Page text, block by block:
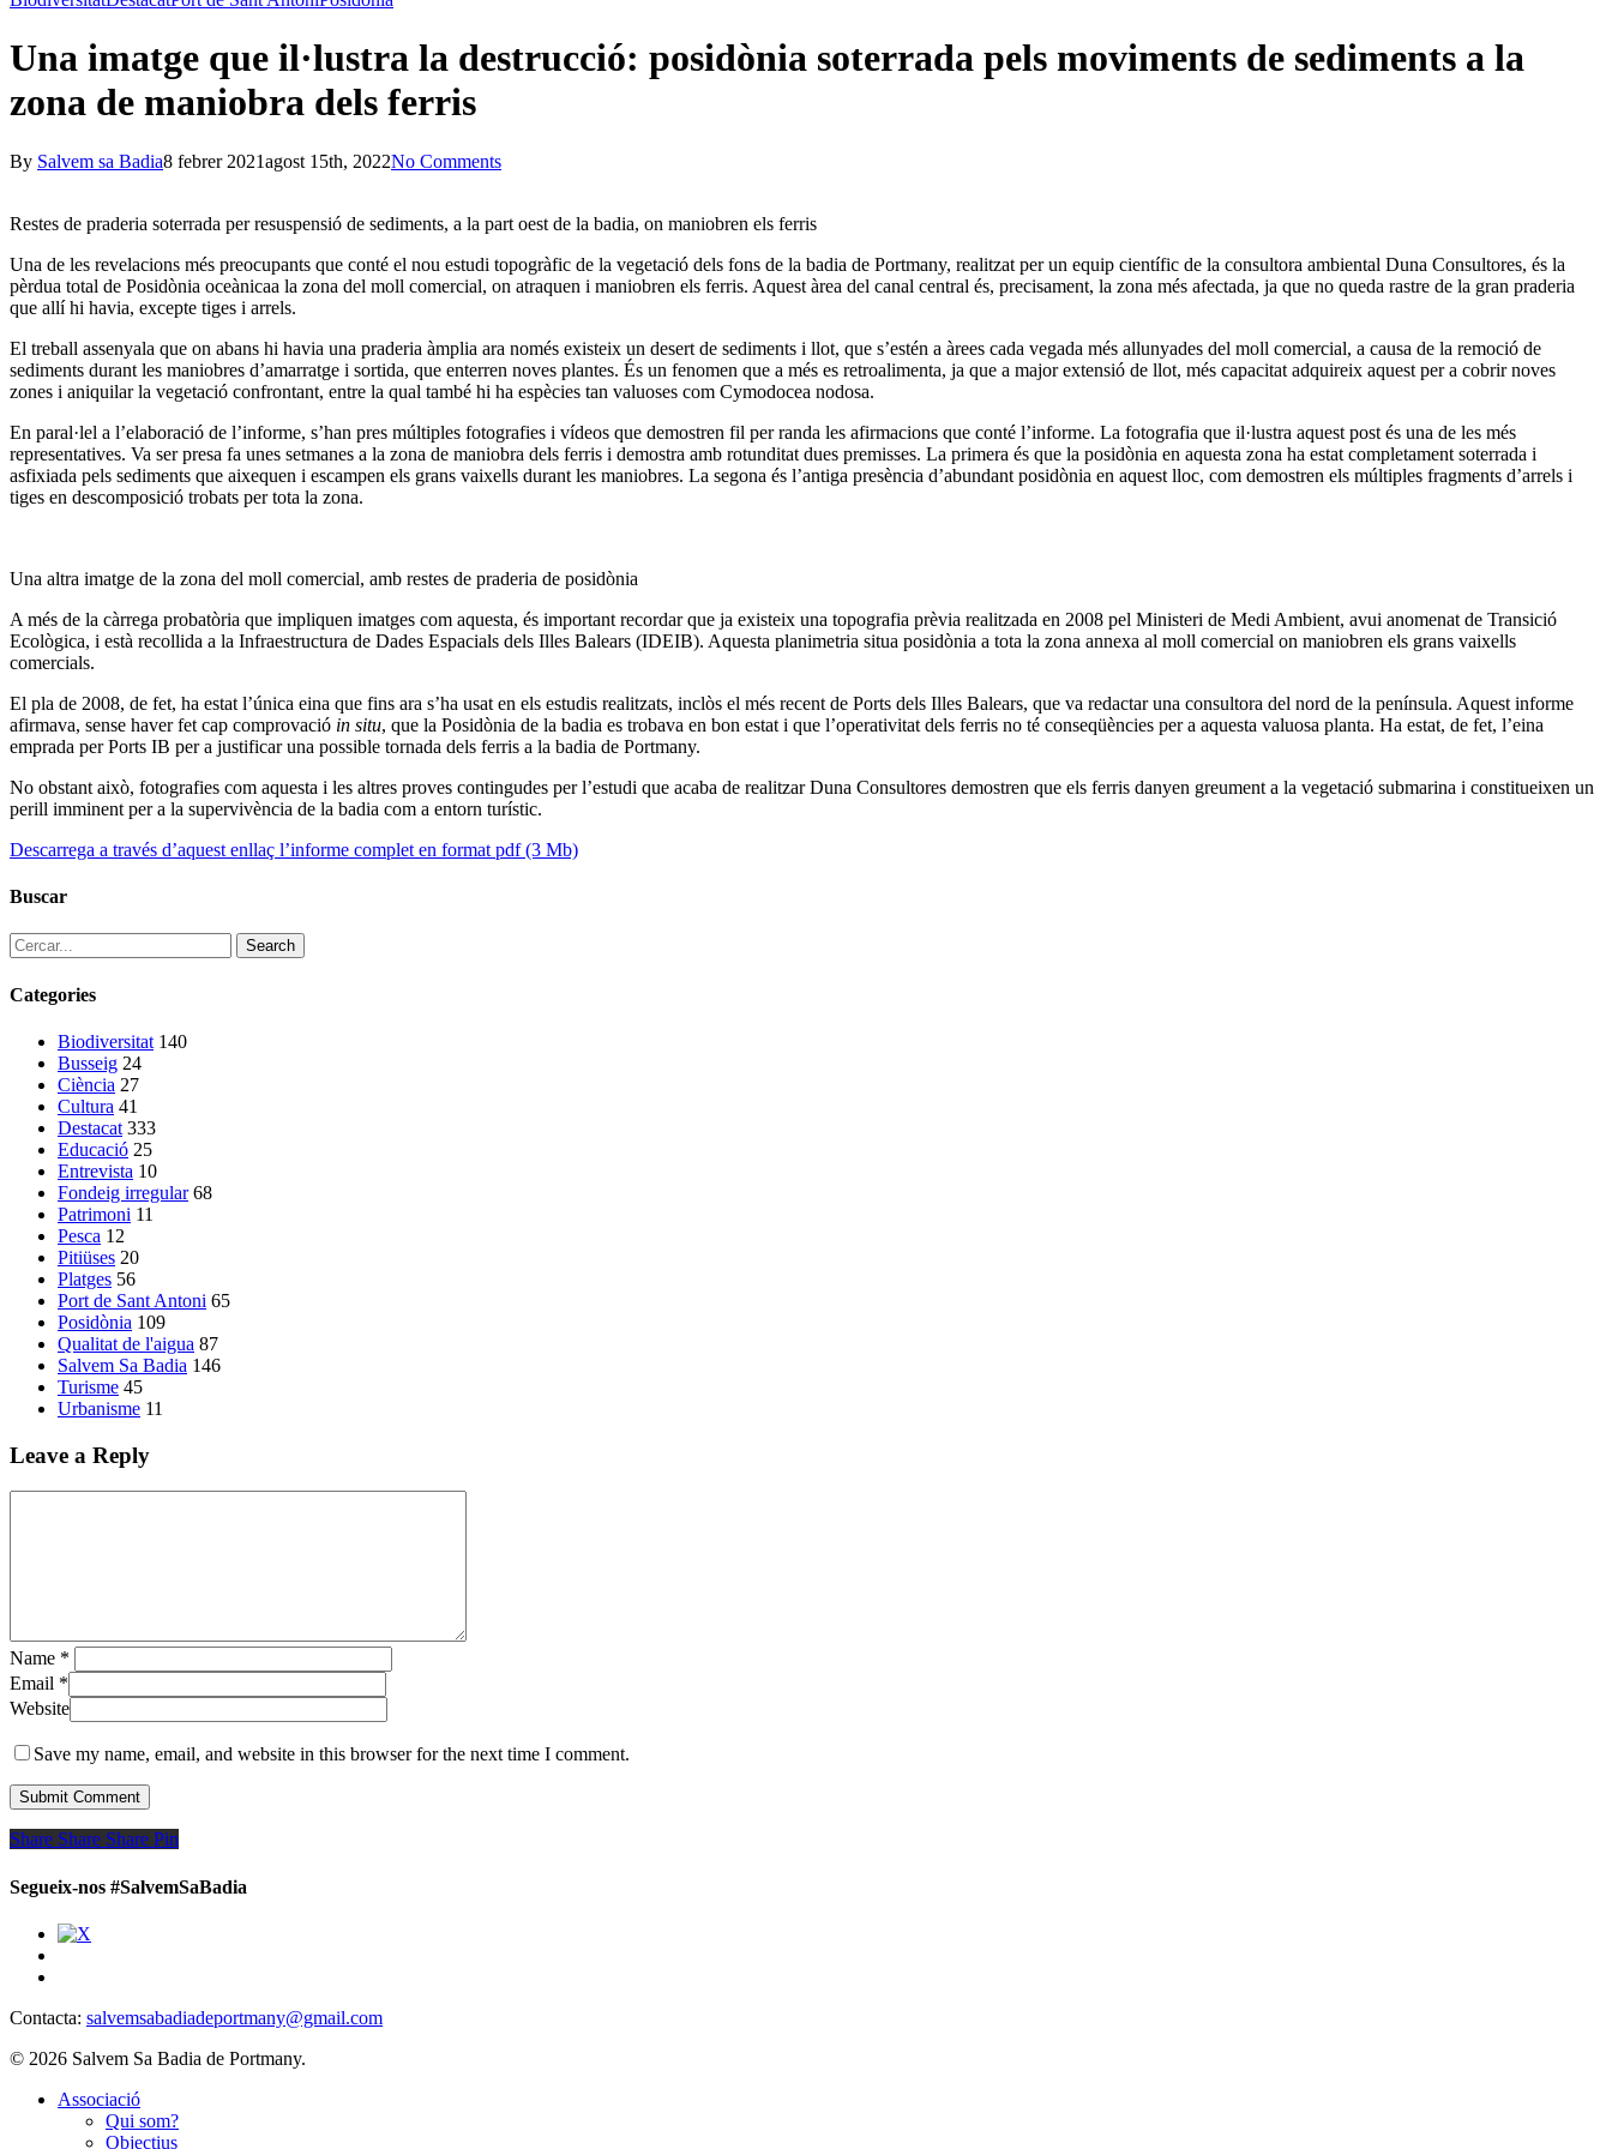
Una imatge que il·lustra la destrucció: posidònia soterrada pels moviments de sediments a la
zona de maniobra dels ferris
By Salvem sa Badia8 febrer 2021agost 15th, 2022No Comments
Restes de praderia soterrada per resuspensió de sediments, a la part oest de la badia, on maniobren els ferris
Una de les revelacions més preocupants que conté el nou estudi topogràfic de la vegetació dels fons de la badia de Portmany, realitzat per un equip científic de la consultora ambiental Duna Consultores, és la
pèrdua total de Posidònia oceànicaa la zona del moll comercial, on atraquen i maniobren els ferris. Aquest àrea del canal central és, precisament, la zona més afectada, ja que no queda rastre de la gran praderia
que allí hi havia, excepte tiges i arrels.
El treball assenyala que on abans hi havia una praderia àmplia ara només existeix un desert de sediments i llot, que s’estén a àrees cada vegada més allunyades del moll comercial, a causa de la remoció de
sediments durant les maniobres d’amarratge i sortida, que enterren noves plantes. És un fenomen que a més es retroalimenta, ja que a major extensió de llot, més capacitat adquireix aquest per a cobrir noves
zones i aniquilar la vegetació confrontant, entre la qual també hi ha espècies tan valuoses com Cymodocea nodosa.
En paral·lel a l’elaboració de l’informe, s’han pres múltiples fotografies i vídeos que demostren fil per randa les afirmacions que conté l’informe. La fotografia que il·lustra aquest post és una de les més
representatives. Va ser presa fa unes setmanes a la zona de maniobra dels ferris i demostra amb rotunditat dues premisses. La primera és que la posidònia en aquesta zona ha estat completament soterrada i
asfixiada pels sediments que aixequen i escampen els grans vaixells durant les maniobres. La segona és l’antiga presència d’abundant posidònia en aquest lloc, com demostren els múltiples fragments d’arrels i
tiges en descomposició trobats per tota la zona.
Una altra imatge de la zona del moll comercial, amb restes de praderia de posidònia
A més de la càrrega probatòria que impliquen imatges com aquesta, és important recordar que ja existeix una topografia prèvia realitzada en 2008 pel Ministeri de Medi Ambient, avui anomenat de Transició
Ecològica, i està recollida a la Infraestructura de Dades Espacials dels Illes Balears (IDEIB). Aquesta planimetria situa posidònia a tota la zona annexa al moll comercial on maniobren els grans vaixells
comercials.
El pla de 2008, de fet, ha estat l’única eina que fins ara s’ha usat en els estudis realitzats, inclòs el més recent de Ports dels Illes Balears, que va redactar una consultora del nord de la península. Aquest informe
afirmava, sense haver fet cap comprovació in situ, que la Posidònia de la badia es trobava en bon estat i que l’operativitat dels ferris no té conseqüències per a aquesta valuosa planta. Ha estat, de fet, l’eina
emprada per Ports IB per a justificar una possible tornada dels ferris a la badia de Portmany.
No obstant això, fotografies com aquesta i les altres proves contingudes per l’estudi que acaba de realitzar Duna Consultores demostren que els ferris danyen greument a la vegetació submarina i constitueixen un
perill imminent per a la supervivència de la badia com a entorn turístic.
Descarrega a través d’aquest enllaç l’informe complet en format pdf (3 Mb)
Buscar
Search
Categories
Biodiversitat 140
Busseig 24
Ciència 27
Cultura 41
Destacat 333
Educació 25
Entrevista 10
Fondeig irregular 68
Patrimoni 11
Pesca 12
Pitiüses 20
Platges 56
Port de Sant Antoni 65
Posidònia 109
Qualitat de l'aigua 87
Salvem Sa Badia 146
Turisme 45
Urbanisme 11
Leave a Reply
Name *
Email *
Website
Save my name, email, and website in this browser for the next time I comment.
Share
Share Share Share Pin
Segueix-nos #SalvemSaBadia
Contacta: salvemsabadiadeportmany@gmail.com
© 2026 Salvem Sa Badia de Portmany.
Close
Associació
Qui som?
Objectius